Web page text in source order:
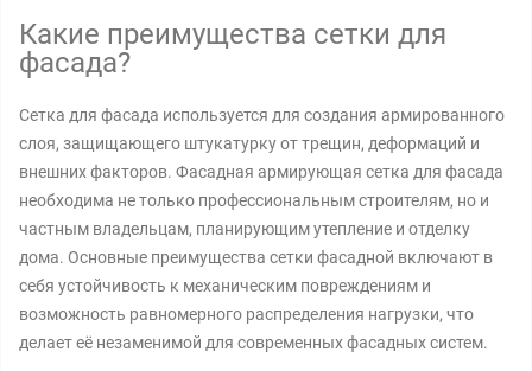
Какие преимущества сетки для
фасада?
Сетка для фасада используется для создания армированного
слоя, защищающего штукатурку от трещин, деформаций и
внешних факторов. Фасадная армирующая сетка для фасада
необходима не только профессиональным строителям, но и
частным владельцам, планирующим утепление и отделку
дома. Основные преимущества сетки фасадной включают в
себя устойчивость к механическим повреждениям и
возможность равномерного распределения нагрузки, что
делает её незаменимой для современных фасадных систем.